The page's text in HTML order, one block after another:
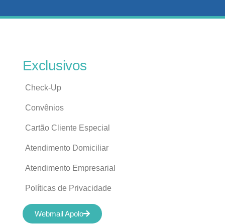
Exclusivos
Check-Up
Convênios
Cartão Cliente Especial
Atendimento Domiciliar
Atendimento Empresarial
Políticas de Privacidade
Webmail Apolo